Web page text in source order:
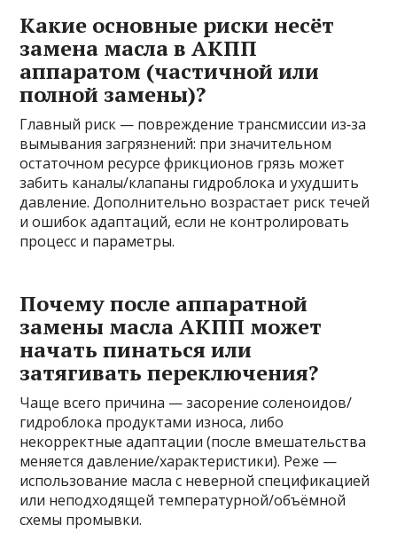
Какие основные риски несёт
замена масла в АКПП
аппаратом (частичной или
полной замены)?
Главный риск — повреждение трансмиссии из‑за
вымывания загрязнений: при значительном
остаточном ресурсе фрикционов грязь может
забить каналы/клапаны гидроблока и ухудшить
давление. Дополнительно возрастает риск течей
и ошибок адаптаций, если не контролировать
процесс и параметры.
Почему после аппаратной
замены масла АКПП может
начать пинаться или
затягивать переключения?
Чаще всего причина — засорение соленоидов/
гидроблока продуктами износа, либо
некорректные адаптации (после вмешательства
меняется давление/характеристики). Реже —
использование масла с неверной спецификацией
или неподходящей температурной/объёмной
схемы промывки.